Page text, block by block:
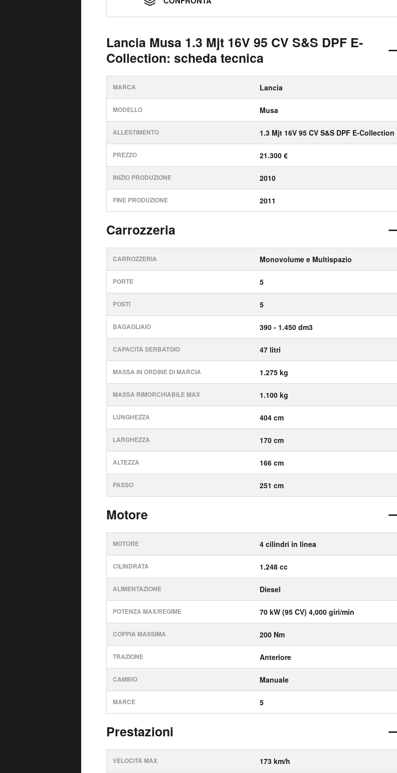
Lancia Musa 1.3 Mjt 16V 95 CV S&S DPF E-
Collection: scheda tecnica
MARCA Lancia
MODELLO Musa
ALLESTIMENTO 1.3 Mjt 16V 95 CV S&S DPF E-Collection
PREZZO 21.300 €
INIZIO PRODUZIONE 2010
FINE PRODUZIONE 2011
Carrozzeria
CARROZZERIA Monovolume e Multispazio
PORTE 5
POSTI 5
BAGAGLIAIO 390 - 1.450 dm3
CAPACITÀ SERBATOIO 47 litri
MASSA IN ORDINE DI MARCIA 1.275 kg
MASSA RIMORCHIABILE MAX 1.100 kg
LUNGHEZZA 404 cm
LARGHEZZA 170 cm
ALTEZZA 166 cm
PASSO 251 cm
Motore
MOTORE 4 cilindri in linea
CILINDRATA 1.248 cc
ALIMENTAZIONE Diesel
POTENZA MAX/REGIME 70 kW (95 CV) 4,000 giri/min
COPPIA MASSIMA 200 Nm
TRAZIONE Anteriore
CAMBIO Manuale
MARCE 5
Prestazioni
VELOCITÀ MAX 173 km/h